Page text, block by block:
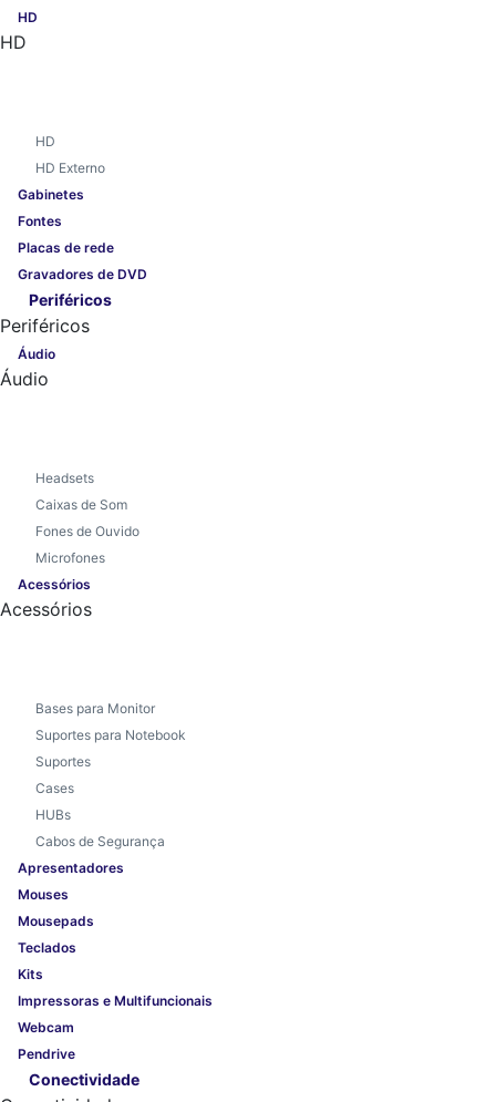
HD
HD
HD
HD Externo
Gabinetes
Fontes
Placas de rede
Gravadores de DVD
Periféricos
Periféricos
Áudio
Áudio
Headsets
Caixas de Som
Fones de Ouvido
Microfones
Acessórios
Acessórios
Bases para Monitor
Suportes para Notebook
Suportes
Cases
HUBs
Cabos de Segurança
Apresentadores
Mouses
Mousepads
Teclados
Kits
Impressoras e Multifuncionais
Webcam
Pendrive
Conectividade